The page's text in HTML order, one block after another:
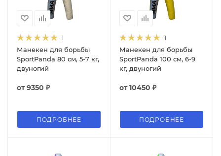
1
Манекен для борьбы
SportPanda 80 см, 5-7 кг,
двуногий
от9350 ₽
ПОДРОБНЕЕ
1
Манекен для борьбы
SportPanda 100 см, 6-9
кг, двуногий
от10450 ₽
ПОДРОБНЕЕ